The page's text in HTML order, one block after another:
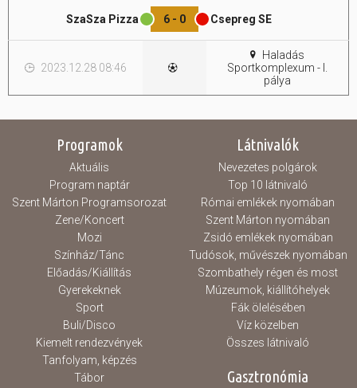
SzaSza Pizza 6 - 0 Csepreg SE
2023.12.28 08:46
Haladás
Sportkomplexum - I.
pálya
Programok
Aktuális
Program naptár
Szent Márton Programsorozat
Zene/Koncert
Mozi
Színház/Tánc
Előadás/Kiállítás
Gyerekeknek
Sport
Buli/Disco
Kiemelt rendezvények
Tanfolyam, képzés
Tábor
Látnivalók
Nevezetes polgárok
Top 10 látnivaló
Római emlékek nyomában
Szent Márton nyomában
Zsidó emlékek nyomában
Tudósok, művészek nyomában
Szombathely régen és most
Múzeumok, kiállítóhelyek
Fák ölelésében
Víz közelben
Összes látnivaló
Gasztronómia